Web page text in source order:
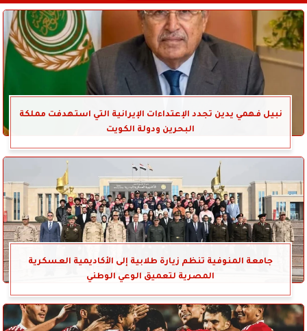
نبيل فهمي يدين تجدد الإعتداءات الإيرانية التي استهدفت مملكة
البحرين ودولة الكويت
جامعة المنوفية تنظم زيارة طلابية إلى الأكاديمية العسكرية
المصرية لتعميق الوعي الوطني